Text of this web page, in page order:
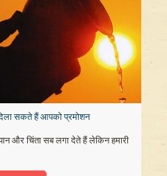
सकते हैं आपको प्रमोशन
और चिंता सब लगा देते हैं लेकिन हमारी